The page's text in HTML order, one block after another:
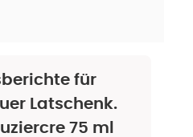
für
Latschenk.
75 ml